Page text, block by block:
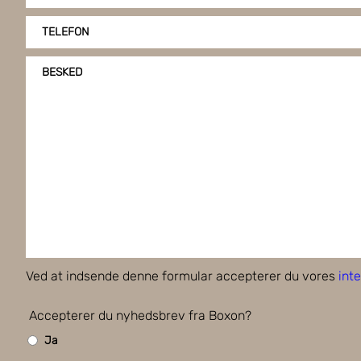
TELEFON
BESKED
Ved at indsende denne formular accepterer du vores
Accepterer du nyhedsbrev fra Boxon?
Ja